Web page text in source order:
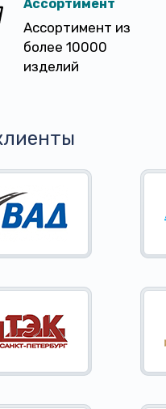
Ассортимент
Ассортимент из
более 10000
изделий